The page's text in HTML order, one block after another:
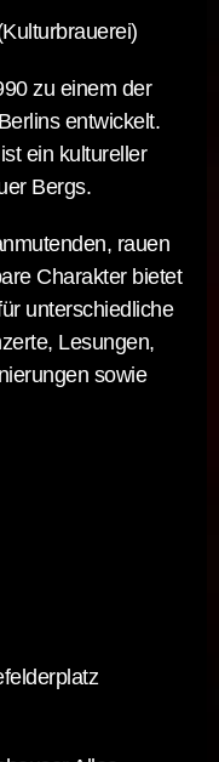
zu einem der
entwickelt.
ein kultureller
Bergs.
rauen
Charakter bietet
unterschiedliche
Lesungen,
sowie